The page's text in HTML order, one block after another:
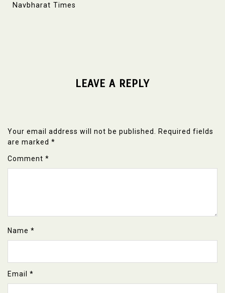
Navbharat Times
LEAVE A REPLY
Your email address will not be published. Required fields
are marked *
Comment *
Name *
Email *